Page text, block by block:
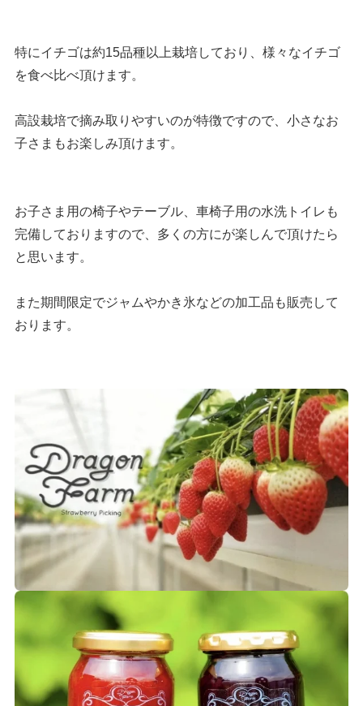
特にイチゴは約15品種以上栽培しており、様々なイチゴ
を食べ比べ頂けます。
高設栽培で摘み取りやすいのが特徴ですので、小さなお
子さまもお楽しみ頂けます。
お子さま用の椅子やテーブル、車椅子用の水洗トイレも
完備しておりますので、多くの方にが楽しんで頂けたら
と思います。
また期間限定でジャムやかき氷などの加工品も販売して
おります。